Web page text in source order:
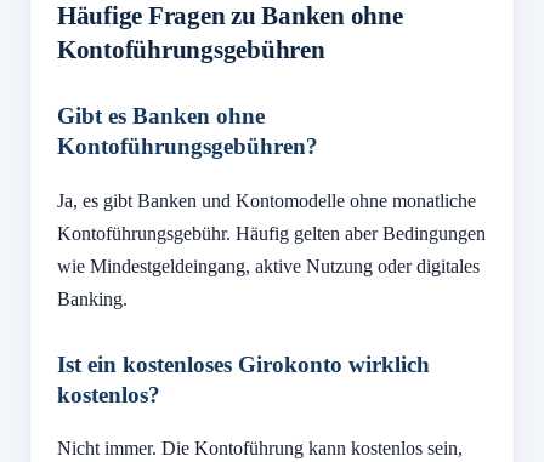
Häufige Fragen zu Banken ohne
Kontoführungsgebühren
Gibt es Banken ohne
Kontoführungsgebühren?
Ja, es gibt Banken und Kontomodelle ohne monatliche
Kontoführungsgebühr. Häufig gelten aber Bedingungen
wie Mindestgeldeingang, aktive Nutzung oder digitales
Banking.
Ist ein kostenloses Girokonto wirklich
kostenlos?
Nicht immer. Die Kontoführung kann kostenlos sein,